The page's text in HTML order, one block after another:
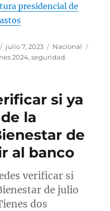
presidencial de
P
u
c
d
o
e
l
julio 7, 2023
C
a
o
a
s
Nacional
2024,seguridad
si ya
la
de
al banco
verificar si
de julio
dos